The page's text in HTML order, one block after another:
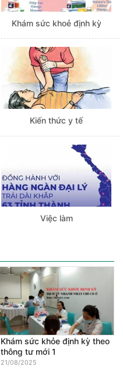
Khám sức khoẻ định kỳ
Kiến thức y tế
Việc làm
Khám sức khỏe định kỳ theo
thông tư mới 1
21/08/2025